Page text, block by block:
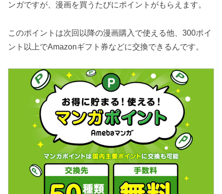
ンガですが、漫画を買うたびにポイントがもらえます。
このポイントは次回以降の漫画購入で使える他、300ポイ
ント以上でAmazonギフト券などに交換できるんです。